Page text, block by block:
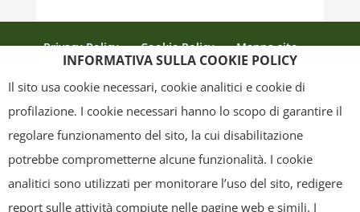
Privacy Policy Cookie Policy
Mappa sito
- Tutti i contenuti di questa pagina (i testi, le immagini, la
grafica ed il layout) sono di proprietà del "Distretto Produttivo Agrumi di
Sicilia" e tutelati dal diritto d’autore. È pertanto vietato copiarli,
INFORMATIVA SULLA COOKIE POLICY
Il sito usa cookie necessari, cookie analitici e cookie di
profilazione. I cookie necessari hanno lo scopo di garantire il
regolare funzionamento del sito, la cui disabilitazione
potrebbe comprometterne alcune funzionalità. I cookie
analitici sono utilizzati per monitorare l’uso del sito, redigere
report sulle attività compiute nelle pagine web e simili. I